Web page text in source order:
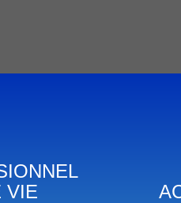
VIE